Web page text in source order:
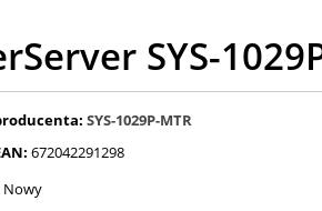
SYS-
SYS-1029P-MTR
672042291298
Nowy